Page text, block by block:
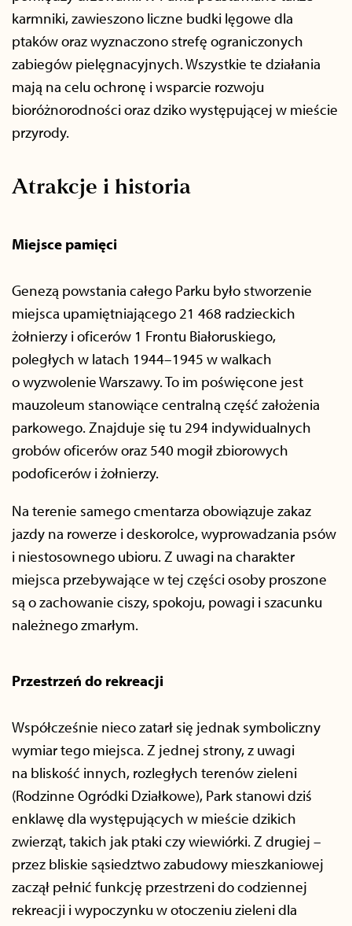
karmniki, zawieszono liczne budki lęgowe dla
ptaków oraz wyznaczono strefę ograniczonych
zabiegów pielęgnacyjnych. Wszystkie te działania
mają na celu ochronę i wsparcie rozwoju
bioróżnorodności oraz dziko występującej w mieście
przyrody.
Atrakcje i historia
Miejsce pamięci
Genezą powstania całego Parku było stworzenie
miejsca upamiętniającego 21 468 radzieckich
żołnierzy i oficerów 1 Frontu Białoruskiego,
poległych w latach 1944–1945 w walkach
o wyzwolenie Warszawy. To im poświęcone jest
mauzoleum stanowiące centralną część założenia
parkowego. Znajduje się tu 294 indywidualnych
grobów oficerów oraz 540 mogił zbiorowych
podoficerów i żołnierzy.
Na terenie samego cmentarza obowiązuje zakaz
jazdy na rowerze i deskorolce, wyprowadzania psów
i niestosownego ubioru. Z uwagi na charakter
miejsca przebywające w tej części osoby proszone
są o zachowanie ciszy, spokoju, powagi i szacunku
należnego zmarłym.
Przestrzeń do rekreacji
Współcześnie nieco zatarł się jednak symboliczny
wymiar tego miejsca. Z jednej strony, z uwagi
na bliskość innych, rozległych terenów zieleni
(Rodzinne Ogródki Działkowe), Park stanowi dziś
enklawę dla występujących w mieście dzikich
zwierząt, takich jak ptaki czy wiewiórki. Z drugiej –
przez bliskie sąsiedztwo zabudowy mieszkaniowej
zaczął pełnić funkcję przestrzeni do codziennej
rekreacji i wypoczynku w otoczeniu zieleni dla